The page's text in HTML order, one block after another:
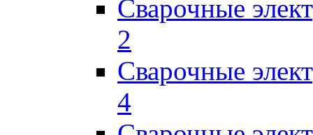
Сварочные
2
Сварочные
4